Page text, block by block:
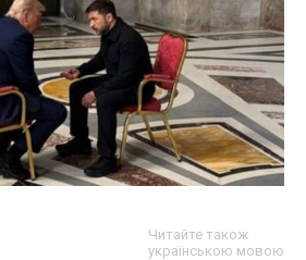
Читайте також
українською мовою